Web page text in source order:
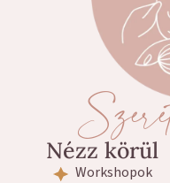
Nézz körül
Workshopok